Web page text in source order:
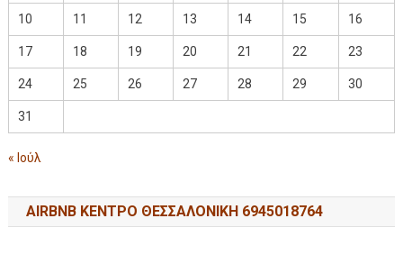
10 11 12 13 14 15 16
17 18 19 20 21 22 23
24 25 26 27 28 29 30
31
« Ιούλ
AIRBNB ΚΕΝΤΡΟ ΘΕΣΣΑΛΟΝΙΚΗ 6945018764